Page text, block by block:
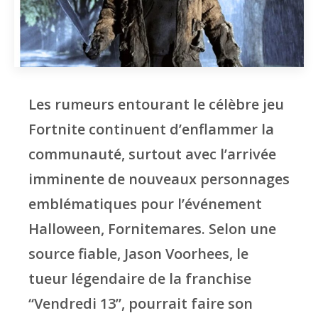
Les rumeurs entourant le célèbre jeu
Fortnite continuent d’enflammer la
communauté, surtout avec l’arrivée
imminente de nouveaux personnages
emblématiques pour l’événement
Halloween, Fornitemares. Selon une
source fiable, Jason Voorhees, le
tueur légendaire de la franchise
“Vendredi 13”, pourrait faire son